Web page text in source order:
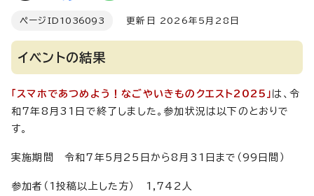
ページID 1036093 更新日 2026年5月28日
イベントの結果
「スマホであつめよう！なごやいきものクエスト2025」 は、令
和7年8月31日で終了しました。参加状況は以下のとおりで
す。
実施期間 令和7年5月25日から8月31日まで（99日間）
参加者（1投稿以上した方） 1,742人